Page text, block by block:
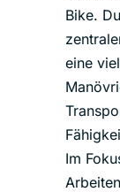
Bike.
eine
Im